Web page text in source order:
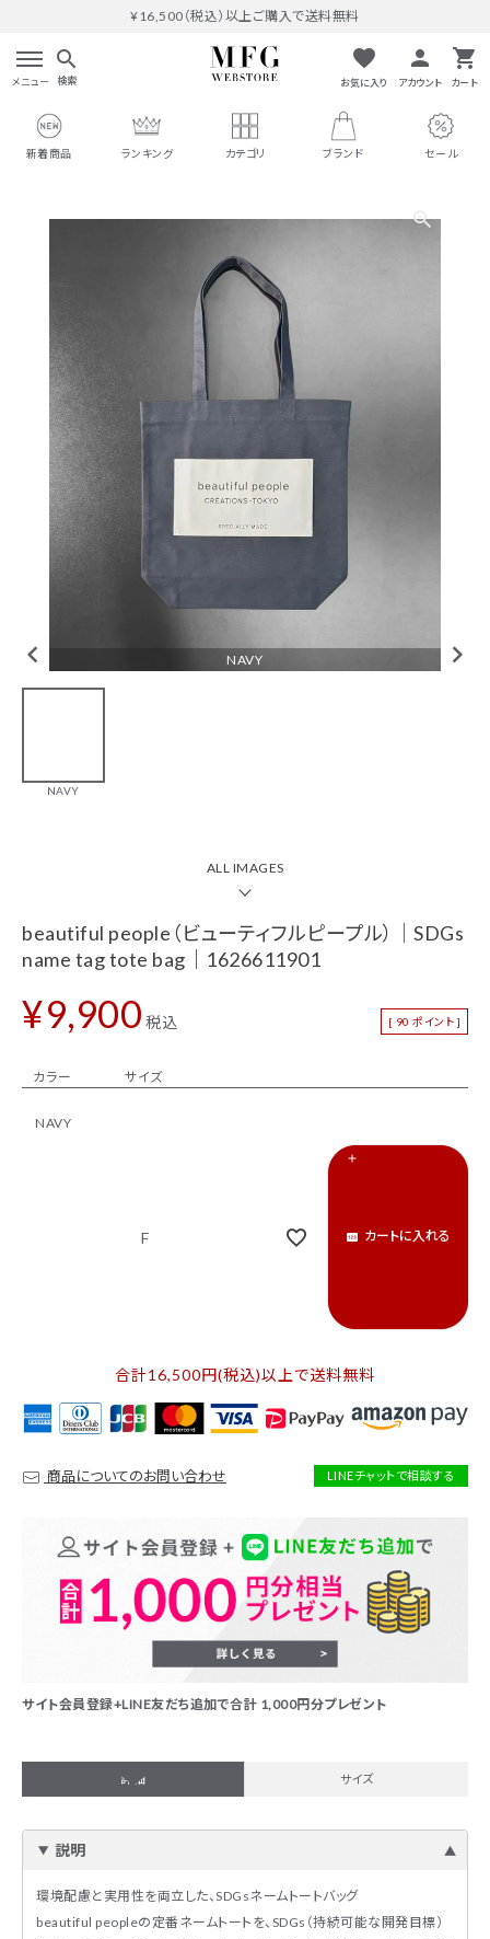
¥16,500（税込）以上ご購入で送料無料
メニュー
search
検索
favorite
お気に入り
person
アカウント
shopping_cart
カート
新着商品 ランキング カテゴリ ブランド セール
search
人気ワード
#THOMAS MAGPIE
#MARGAUX VINTAGE
#イチパーセント
tune 絞り込んで検索
CHECKED ITEM
people（ビューティ
フルピープル）｜
ブランド一覧
新着商品
トップス
スカート
NAVY
NAVY
ALL IMAGES
beautiful people（ビューティフルピープル）｜SDGs
name tag tote bag｜1626611901
¥9,900 税込 [ 90 ポイント ]
カラー サイズ
NAVY
F カートに入れる
合計16,500円(税込)以上で送料無料
商品についてのお問い合わせ LINEチャットで相談する
サイト会員登録+LINE友だち追加で合計 1,000円分プレゼント
詳細 サイズ
説明
環境配慮と実用性を両立した、SDGsネームトートバッグ
beautiful peopleの定番ネームトートを、SDGs（持続可能な開発目標）